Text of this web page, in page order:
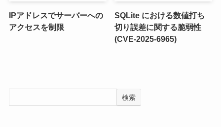
IPアドレスでサーバーへの
アクセスを制限
SQLite における数値打ち
切り誤差に関する脆弱性
(CVE-2025-6965)
検索